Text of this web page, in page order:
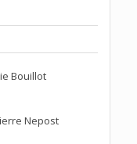
Bouillot
Nepost